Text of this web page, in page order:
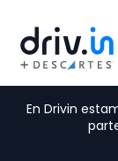
En Drivin